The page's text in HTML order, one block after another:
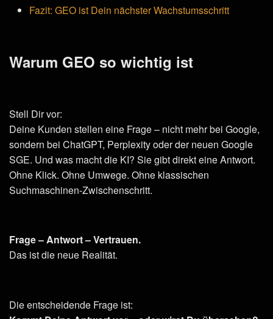
Fazit: GEO ist Dein nächster Wachstumsschritt
Warum GEO so wichtig ist
Stell Dir vor:
Deine Kunden stellen eine Frage – nicht mehr bei Google,
sondern bei ChatGPT, Perplexity oder der neuen Google
SGE. Und was macht die KI? Sie gibt direkt eine Antwort.
Ohne Klick. Ohne Umwege. Ohne klassischen
Suchmaschinen-Zwischenschritt.
Frage – Antwort – Vertrauen.
Das ist die neue Realität.
Die entscheidende Frage ist: